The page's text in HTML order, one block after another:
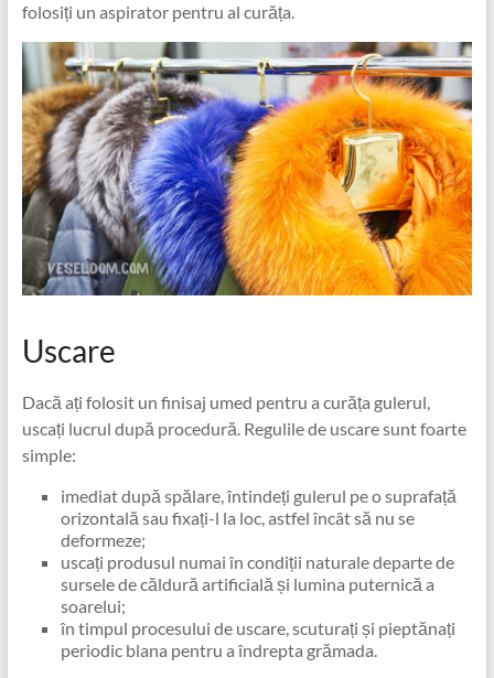
folosiți un aspirator pentru al curăța.
Uscare
Dacă ați folosit un finisaj umed pentru a curăța gulerul,
uscați lucrul după procedură. Regulile de uscare sunt foarte
simple:
imediat după spălare, întindeți gulerul pe o suprafață
orizontală sau fixați-l la loc, astfel încât să nu se
deformeze;
uscați produsul numai în condiții naturale departe de
sursele de căldură artificială și lumina puternică a
soarelui;
în timpul procesului de uscare, scuturați și pieptănați
periodic blana pentru a îndrepta grămada.